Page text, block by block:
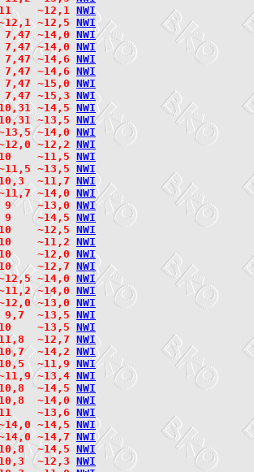
~12,1 NWI
~12,5 NWI
~14,0 NWI
~14,0 NWI
7,47 ~14,6 NWI
~14,6 NWI
7,47 ~15,0 NWI
7,47 ~15,3 NWI
~14,5 NWI
~13,5 NWI
~14,0 NWI
~12,2
NWI
~11,5 NWI
~13,5 NWI
~11,7 NWI
~14,0 NWI
9    ~13,0 NWI
9    ~14,5 NWI
~12,5 NWI
10    ~11,2 NWI
10    ~12,0 NWI
~12,7 NWI
~14,0 NWI
~14,0 NWI
~13,0 NWI
~13,5 NWI
~13,5 NWI
~12,7 NWI
~14,2 NWI
~11,9 NWI
~13,4 NWI
~14,5 NWI
~14,0 NWI
11    ~13,6 NWI
~14,5 NWI
~14,7 NWI
~14,5 NWI
~12,3 NWI